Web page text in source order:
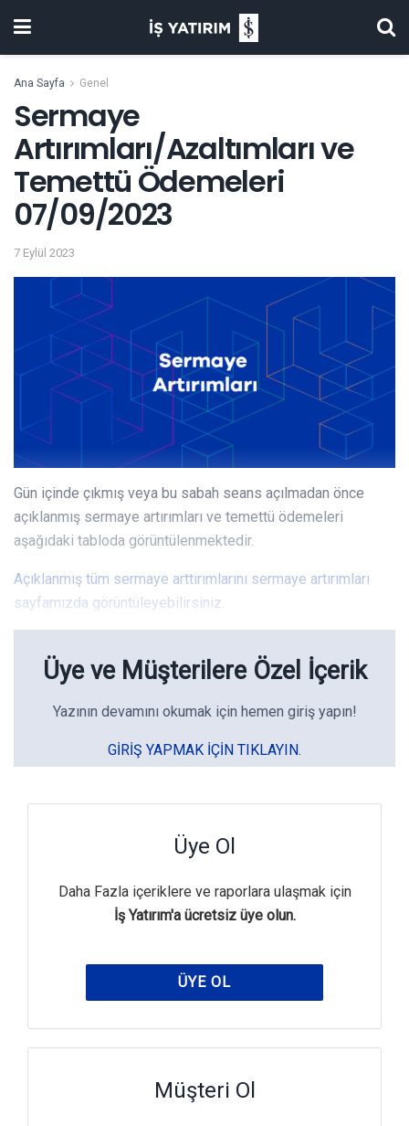
Ana Sayfa Genel
Sermaye
Artırımları/Azaltımları ve
Temettü Ödemeleri
07/09/2023
7 Eylül 2023
Gün içinde çıkmış veya bu sabah seans açılmadan önce
açıklanmış sermaye artırımları ve temettü ödemeleri
aşağıdaki tabloda görüntülenmektedir.
Açıklanmış tüm sermaye arttırımlarını sermaye artırımları
sayfamızda görüntüleyebilirsiniz.
Üye ve Müşterilere Özel İçerik
Yazının devamını okumak için hemen giriş yapın!
GIRIŞ YAPMAK IÇIN TIKLAYIN.
Üye Ol
Daha Fazla içeriklere ve raporlara ulaşmak için
İş Yatırım'a ücretsiz üye olun.
ÜYE OL
Müşteri Ol